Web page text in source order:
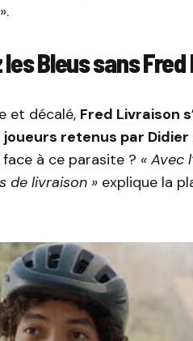
Bleus sans
et décalé, Fred Livraison
retenus par Didier
à ce parasite ? « Avec
de livraison » explique la